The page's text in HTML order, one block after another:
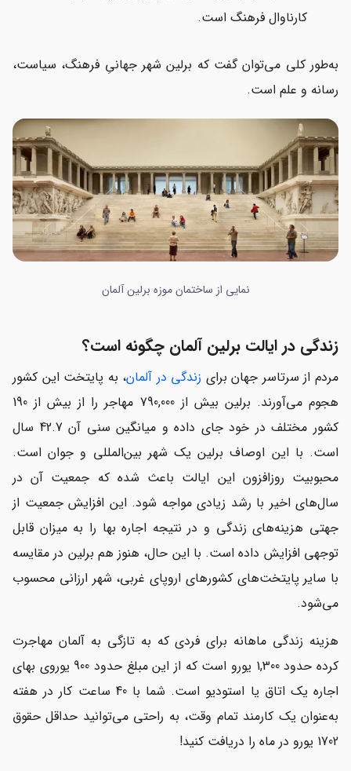
کارناوال فرهنگ است.
به‌طور کلی می‌توان گفت که برلین شهر جهانیِ فرهنگ، سیاست،
رسانه و علم است.
نمایی از ساختمان موزه برلین آلمان
زندگی در ایالت برلین آلمان چگونه است؟
مردم از سرتاسر جهان برای زندگی در آلمان، به پایتخت این کشور
هجوم می‌آورند. برلین بیش از 790,000 مهاجر را از بیش از 190
کشور مختلف در خود جای داده و میانگین سنی آن 42.7 سال
است. با این اوصاف برلین یک شهر بین‌المللی و جوان است.
محبوبیت روزافزون این ایالت باعث شده که جمعیت آن در
سال‌های اخیر با رشد زیادی مواجه شود. این افزایش جمعیت از
جهتی هزینه‌های زندگی و در نتیجه اجاره بها را به میزان قابل
توجهی افزایش داده است. با این حال، هنوز هم برلین در مقایسه
با سایر پایتخت‌های کشورهای اروپای غربی، شهر ارزانی محسوب
می‌شود.
هزینه‌ زندگی ماهانه برای فردی که به تازگی به آلمان مهاجرت
کرده حدود 1,300 یورو است که از این مبلغ حدود 900 یوروی بهای
اجاره یک اتاق یا استودیو است. شما با 40 ساعت کار در هفته
به‌عنوان یک کارمند تمام وقت، به راحتی می‌توانید حداقل حقوق
1702 یورو در ماه را دریافت کنید!